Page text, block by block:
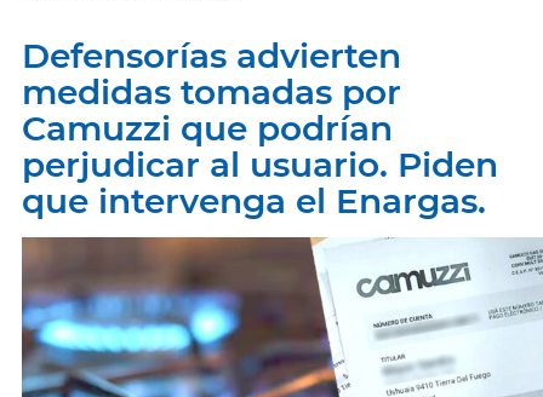
Defensorías advierten
medidas tomadas por
Camuzzi que podrían
perjudicar al usuario. Piden
que intervenga el Enargas.